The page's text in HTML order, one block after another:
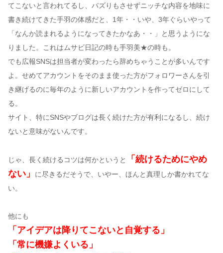
てこないと言われてるし、バズりもさせずニッチな内容を地味に
書き続けてきた手羽の体感だと、1年・・いや、3年ぐらいやって
「なんか読まれるようになってきたかなあ・・」と思うようにな
りました。これはムサビ日記の時も手羽美★の時も。
でも広報SNSは担当者が変わったら辞めちゃうことが多いんです
よ。せめてアカウントをそのまま使った方がフォロワーさんを引
き継げるのに毎年のように新しいアカウントを作ってゼロにして
る。
サイト、特にSNSやブログは長く続けた方が有利になるし、続け
ないと意味がないんです。
じゃ、長く続けるコツは何かというと
「続けるためにやめ
ない」
に尽きるだそうで、いやー、ほんと真理しか書かれてな
い。
他にも
「アイデアは降りてこないと自覚する」
「常に機嫌よくいる」